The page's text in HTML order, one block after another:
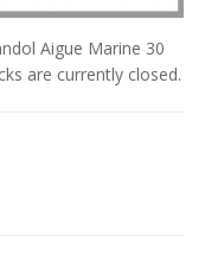
Aigue Marine 30
are currently closed.